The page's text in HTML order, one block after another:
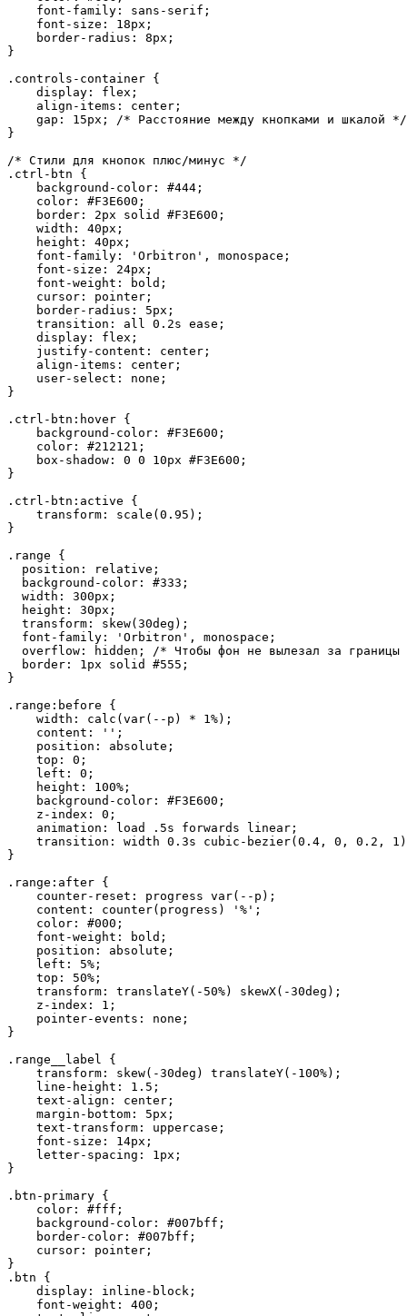
    font-family: sans-serif;
    font-size: 18px;
    border-radius: 8px;
}
.controls-container {
    display: flex;
    align-items: center;
    gap: 15px; /* Расстояние между кнопками и шкалой */
}
/* Стили для кнопок плюс/минус */
.ctrl-btn {
    background-color: #444;
    color: #F3E600;
    border: 2px solid #F3E600;
    width: 40px;
    height: 40px;
    font-family: 'Orbitron', monospace;
    font-size: 24px;
    font-weight: bold;
    cursor: pointer;
    border-radius: 5px;
    transition: all 0.2s ease;
    display: flex;
    justify-content: center;
    align-items: center;
    user-select: none;
}
.ctrl-btn:hover {
    background-color: #F3E600;
    color: #212121;
    box-shadow: 0 0 10px #F3E600;
}
.ctrl-btn:active {
    transform: scale(0.95);
}
.range {
  position: relative;
  background-color: #333;
  width: 300px;
  height: 30px;
  transform: skew(30deg);
  font-family: 'Orbitron', monospace;
overflow: hidden; /* Чтобы фон не вылезал за границы
  border: 1px solid #555;
}
.range:before {
    width: calc(var(--p) * 1%);
    content: '';
    position: absolute;
    top: 0;
    left: 0;
    height: 100%;
    background-color: #F3E600;
    z-index: 0;
    animation: load .5s forwards linear;
transition: width 0.3s cubic-bezier(0.4, 0, 0.2,
}
.range:after {
    counter-reset: progress var(--p);
    content: counter(progress) '%';
    color: #000;
    font-weight: bold;
    position: absolute;
    left: 5%;
    top: 50%;
    transform: translateY(-50%) skewX(-30deg);
    z-index: 1;
    pointer-events: none;
}
.range__label {
    transform: skew(-30deg) translateY(-100%);
    line-height: 1.5;
    text-align: center;
    margin-bottom: 5px;
    text-transform: uppercase;
    font-size: 14px;
    letter-spacing: 1px;
}
.btn-primary {
    color: #fff;
    background-color: #007bff;
    border-color: #007bff;
    cursor: pointer;
}
.btn {
    display: inline-block;
    font-weight: 400;